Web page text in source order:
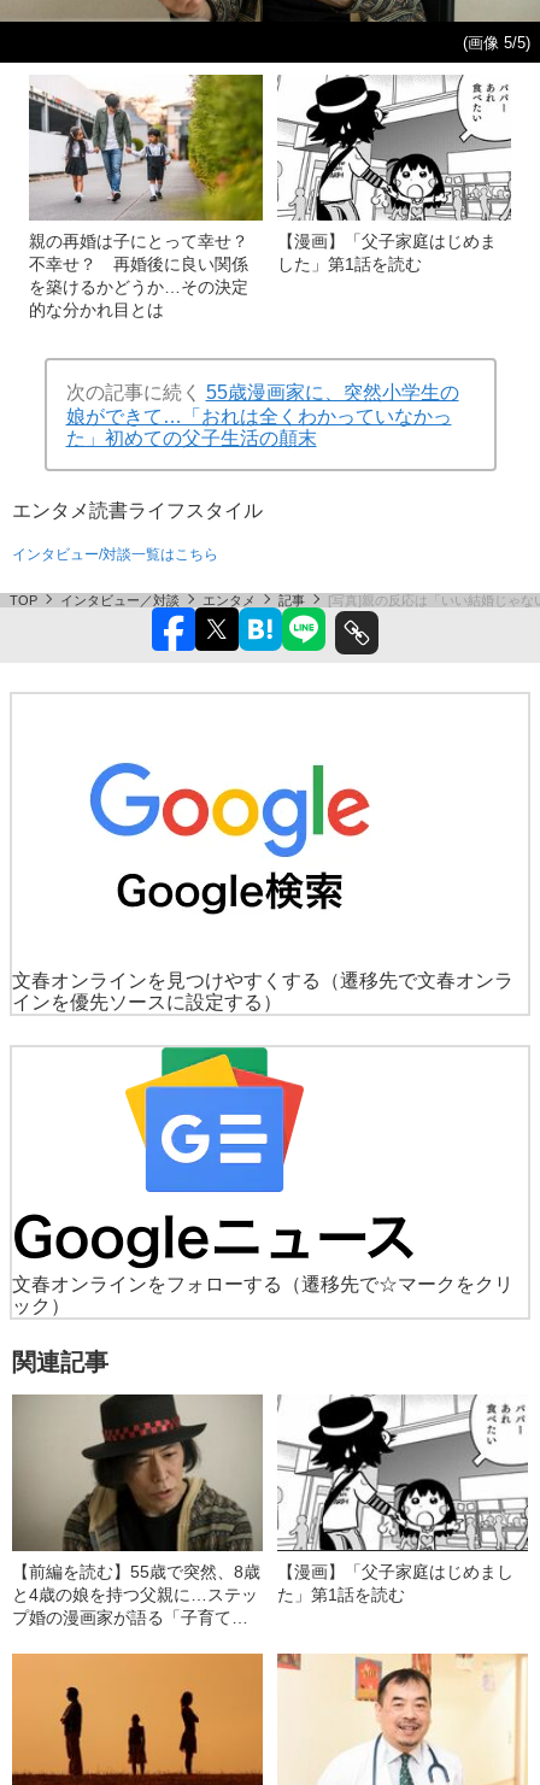
(画像 5/5)
親の再婚は子にとって幸せ？
不幸せ？ 再婚後に良い関係
を築けるかどうか…その決定
的な分かれ目とは
【漫画】「父子家庭はじめま
した」第1話を読む
次の記事に続く 55歳漫画家に、突然小学生の
娘ができて…「おれは全くわかっていなかっ
た」初めての父子生活の顛末
エンタメ読書ライフスタイル
インタビュー/対談一覧はこちら
TOP インタビュー／対談 エンタメ 記事 [写真]親の反応は「いい結婚じゃ
文春オンラインを見つけやすくする
（遷移先で文春オンラ
インを優先ソースに設定する）
文春オンラインをフォローする
（遷移先で☆マークをクリ
ック）
関連記事
【前編を読む】55歳で突然、8歳
と4歳の娘を持つ父親に…ステッ
プ婚の漫画家が語る「子育てで
【漫画】「父子家庭はじめまし
た」第1話を読む